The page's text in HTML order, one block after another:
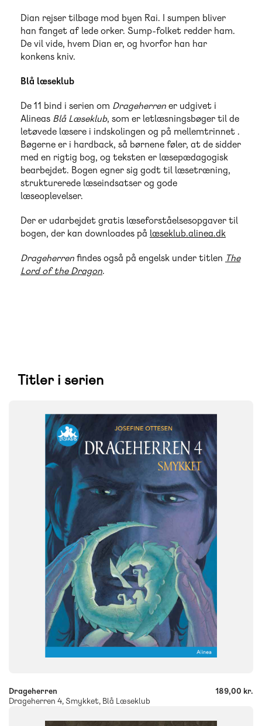
Dian rejser tilbage mod byen Rai. I sumpen bliver
han fanget af lede orker. Sump-folket redder ham.
De vil vide, hvem Dian er, og hvorfor han har
konkens kniv.
Blå læseklub
De 11 bind i serien om Drageherrener udgivet i
Alineas Blå Læseklub, som er letlæsningsbøger til de
letøvede læsere i indskolingen og på mellemtrinnet .
Bøgerne er i hardback, så børnene føler, at de sidder
med en rigtig bog, og teksten er læsepædagogisk
bearbejdet. Bogen egner sig godt til læsetræning,
strukturerede læseindsatser og gode
læseoplevelser.
Der er udarbejdet gratis læseforståelsesopgaver til
bogen, der kan downloades på læseklub.alinea.dk
Drageherrenfindes også på engelsk under titlen The
Lord of the Dragon.
Titler i serien
NIVEAU
2. klasse 3. klasse 4. klasse 6. klasse
Flergangsbog
9788723540751
+
Drageherren
Drageherren 4, Smykket, Blå Læseklub
189,00 kr.